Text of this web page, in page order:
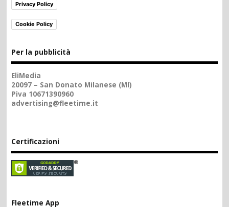
Privacy Policy
Cookie Policy
Per la pubblicità
EliMedia
20097 – San Donato Milanese (MI)
Piva 10671390960
advertising@fleetime.it
Certificazioni
Fleetime App